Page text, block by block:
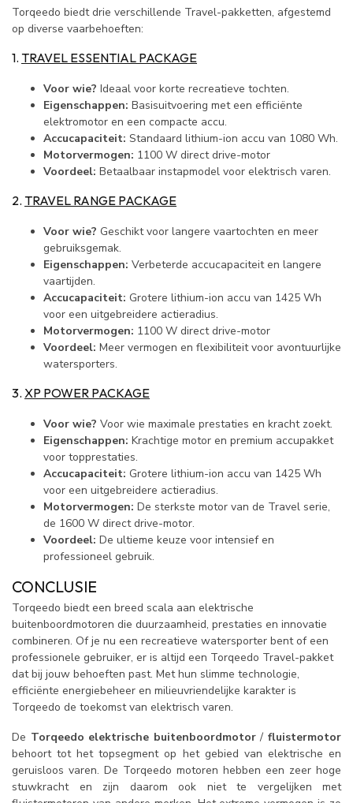
Torqeedo biedt drie verschillende Travel-pakketten, afgestemd
op diverse vaarbehoeften:
1. TRAVEL ESSENTIAL PACKAGE
Voor wie? Ideaal voor korte recreatieve tochten.
Eigenschappen: Basisuitvoering met een efficiënte
elektromotor en een compacte accu.
Accucapaciteit: Standaard lithium-ion accu van 1080 Wh.
Motorvermogen: 1100 W direct drive-motor
Voordeel: Betaalbaar instapmodel voor elektrisch varen.
2. TRAVEL RANGE PACKAGE
Voor wie? Geschikt voor langere vaartochten en meer
gebruiksgemak.
Eigenschappen: Verbeterde accucapaciteit en langere
vaartijden.
Accucapaciteit: Grotere lithium-ion accu van 1425 Wh
voor een uitgebreidere actieradius.
Motorvermogen: 1100 W direct drive-motor
Voordeel: Meer vermogen en flexibiliteit voor avontuurlijke
watersporters.
3. XP POWER PACKAGE
Voor wie? Voor wie maximale prestaties en kracht zoekt.
Eigenschappen: Krachtige motor en premium accupakket
voor topprestaties.
Accucapaciteit: Grotere lithium-ion accu van 1425 Wh
voor een uitgebreidere actieradius.
Motorvermogen: De sterkste motor van de Travel serie,
de 1600 W direct drive-motor.
Voordeel: De ultieme keuze voor intensief en
professioneel gebruik.
CONCLUSIE
Torqeedo biedt een breed scala aan elektrische
buitenboordmotoren die duurzaamheid, prestaties en innovatie
combineren. Of je nu een recreatieve watersporter bent of een
professionele gebruiker, er is altijd een Torqeedo Travel-pakket
dat bij jouw behoeften past. Met hun slimme technologie,
efficiënte energiebeheer en milieuvriendelijke karakter is
Torqeedo de toekomst van elektrisch varen.
De Torqeedo elektrische buitenboordmotor/fluistermotor
behoort tot het topsegment op het gebied van elektrische en
geruisloos varen. De Torqeedo motoren hebben een zeer hoge
stuwkracht en zijn daarom ook niet te vergelijken met